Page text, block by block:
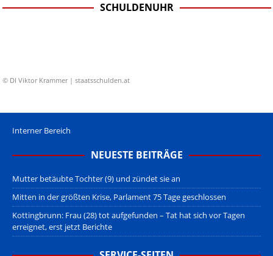
SCHULDENUHR
© DI Viktor Krammer | staatsschulden.at
Interner Bereich
NEUESTE BEITRÄGE
Mutter betäubte Tochter (9) und zündet sie an
Mitten in der größten Krise, Parlament 75 Tage geschlossen
Kottingbrunn: Frau (28) tot aufgefunden – Tat hat sich vor Tagen
erreignet, erst jetzt Berichte